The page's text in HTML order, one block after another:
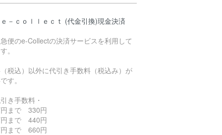
－ｃｏｌｌｅｃｔ (代金引換)現金決済
便のe-Collectの決済サービスを利用して
。
税込）以外に代引き手数料（税込み）が
す。
引き手数料・
まで 330円
円まで 440円
まで 660円